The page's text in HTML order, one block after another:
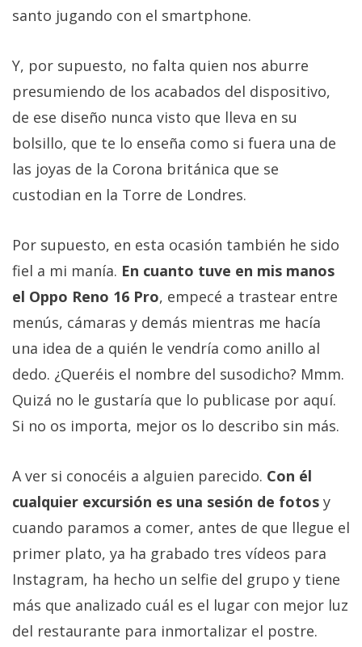
santo jugando con el smartphone.
Y, por supuesto, no falta quien nos aburre
presumiendo de los acabados del dispositivo,
de ese diseño nunca visto que lleva en su
bolsillo, que te lo enseña como si fuera una de
las joyas de la Corona británica que se
custodian en la Torre de Londres.
Por supuesto, en esta ocasión también he sido
fiel a mi manía. En cuanto tuve en mis manos
el Oppo Reno 16 Pro, empecé a trastear entre
menús, cámaras y demás mientras me hacía
una idea de a quién le vendría como anillo al
dedo. ¿Queréis el nombre del susodicho? Mmm.
Quizá no le gustaría que lo publicase por aquí.
Si no os importa, mejor os lo describo sin más.
A ver si conocéis a alguien parecido. Con él
cualquier excursión es una sesión de fotos y
cuando paramos a comer, antes de que llegue el
primer plato, ya ha grabado tres vídeos para
Instagram, ha hecho un selfie del grupo y tiene
más que analizado cuál es el lugar con mejor luz
del restaurante para inmortalizar el postre.